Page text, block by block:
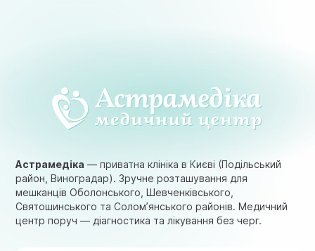
Астрамедіка — приватна клініка в Києві (Подільський
район, Виноградар). Зручне розташування для
мешканців Оболонського, Шевченківського,
Святошинського та Солом’янського районів. Медичний
центр поруч — діагностика та лікування без черг.